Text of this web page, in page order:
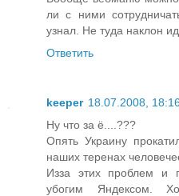
ли с ними
узнал. Не туда наклон
Ответить
keeper 18.07.2008, 18:16
Ну что за ё....???
Опять Украину
наших теренах
Изза этих проблем и
убогим Яндексом.